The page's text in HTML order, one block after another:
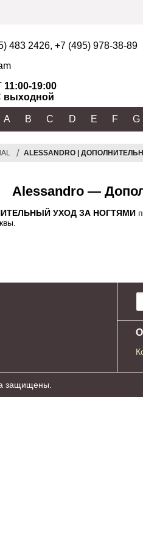
483 2426, +7 (495) 978-38-89
11:00-19:00
выходной
A B C D E F G
ALESSANDRO |
Alessandro —
УХОД ЗА НОГТЯМИ
защищены.